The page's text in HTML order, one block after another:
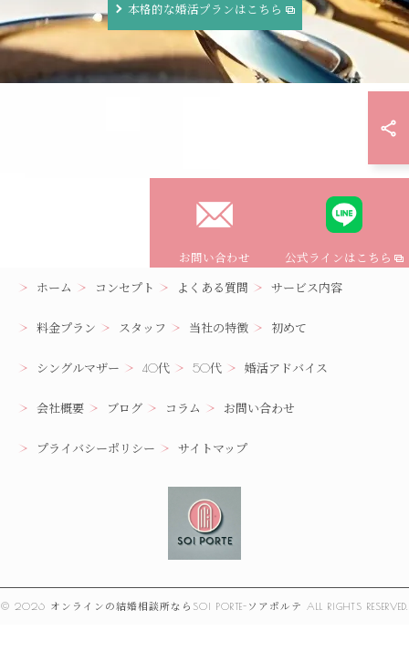
本格的な婚活プランはこちら
お問い合わせ 公式ラインはこちら
ホーム コンセプト よくある質問 サービス内容
料金プラン スタッフ 当社の特徴 初めて
シングルマザー 40代 50代 婚活アドバイス
会社概要 ブログ コラム お問い合わせ
プライバシーポリシー サイトマップ
© 2026 オンラインの結婚相談所ならSOI PORTE-ソアポルテ ALL RIGHTS RESERVED.